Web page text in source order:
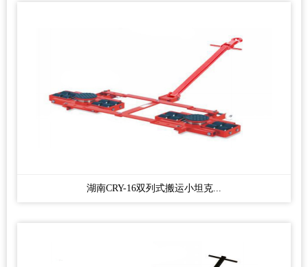
湖南CRY-16双列式搬运小坦克...